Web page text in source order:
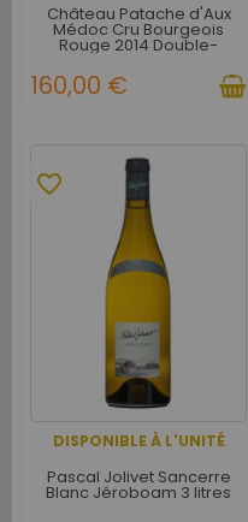
Château Patache d'Aux
Médoc Cru Bourgeois
Rouge 2014 Double-
Magnum 3 litres - Caisse
Bois d'origine d'1 Double-
Magnum
160,00 €
DISPONIBLE À L'UNITÉ
favorite_border
Pascal Jolivet Sancerre
Blanc Jéroboam 3 litres